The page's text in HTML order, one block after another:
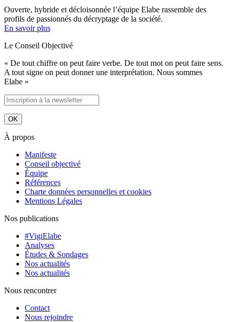
Ouverte, hybride et décloisonnée l’équipe Elabe rassemble des
profils de passionnés du décryptage de la société.
En savoir plus
Le Conseil Objectivé
« De tout chiffre on peut faire verbe. De tout mot on peut faire sens.
A tout signe on peut donner une interprétation. Nous sommes
Elabe »
À propos
Manifeste
Conseil objectivé
Équipe
Références
Charte données personnelles et cookies
Mentions Légales
Nos publications
#VigiElabe
Analyses
Études & Sondages
Nos actualités
Nos actualités
Nous rencontrer
Contact
Nous rejoindre